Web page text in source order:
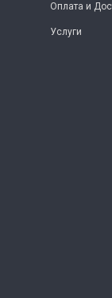
Оплата и
Услуги